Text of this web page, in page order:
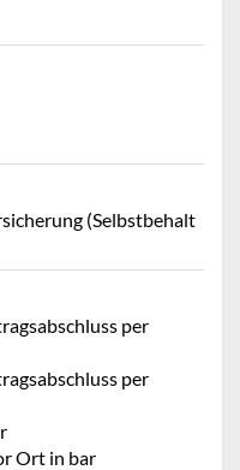
(Selbstbehalt
per
per
Ort in bar